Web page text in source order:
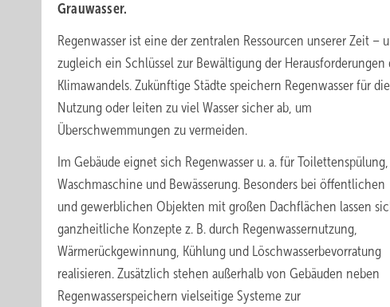
Grauwasser.
Regenwasser ist eine der zentralen Ressourcen unserer Zeit –
zugleich ein Schlüssel zur Bewältigung der Herausforderungen
Klimawandels. Zukünftige Städte speichern Regenwasser für die
Nutzung oder leiten zu viel Wasser sicher ab, um
Überschwemmungen zu vermeiden.
Im Gebäude eignet sich Regenwasser u. a. für Toilettenspülung,
Waschmaschine und Bewässerung. Besonders bei öffentlichen
und gewerblichen Objekten mit großen Dachflächen lassen
ganzheitliche Konzepte z. B. durch Regenwassernutzung,
Wärmerückgewinnung, Kühlung und Löschwasserbevorratung
realisieren. Zusätzlich stehen außerhalb von Gebäuden neben
Regenwasserspeichern vielseitige Systeme zur